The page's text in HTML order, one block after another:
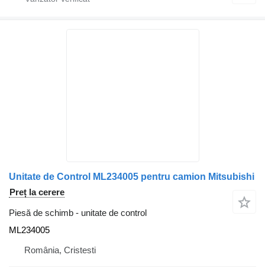
Unitate de Control ML234005 pentru camion Mitsubishi
Preț la cerere
Piesă de schimb - unitate de control
ML234005
România, Cristesti